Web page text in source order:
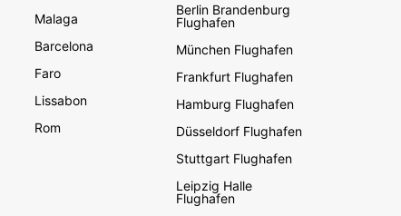
Malaga
Barcelona
Faro
Lissabon
Rom
Berlin Brandenburg
Flughafen
München Flughafen
Frankfurt Flughafen
Hamburg Flughafen
Düsseldorf Flughafen
Stuttgart Flughafen
Leipzig Halle
Flughafen